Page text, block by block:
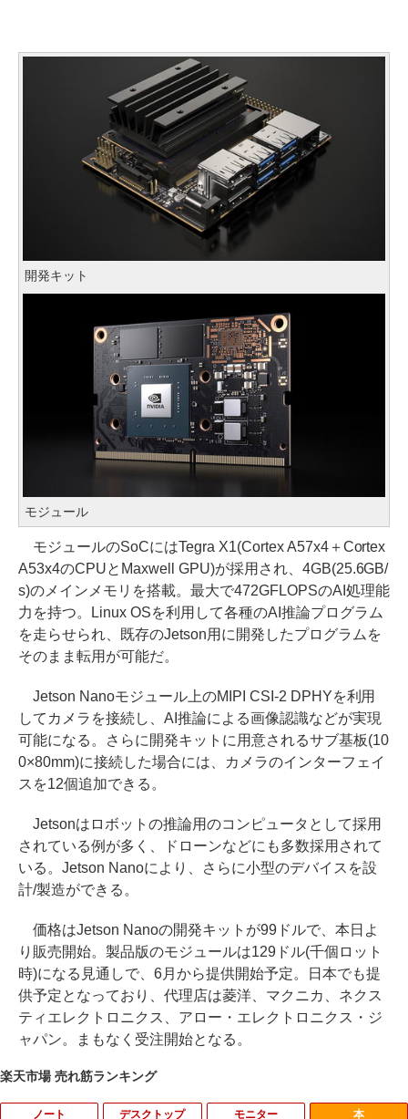
開発キット
モジュール
モジュールのSoCにはTegra X1(Cortex A57x4＋Cortex
A53x4のCPUとMaxwell GPU)が採用され、4GB(25.6GB/
s)のメインメモリを搭載。最大で472GFLOPSのAI処理能
力を持つ。Linux OSを利用して各種のAI推論プログラム
を走らせられ、既存のJetson用に開発したプログラムを
そのまま転用が可能だ。
Jetson Nanoモジュール上のMIPI CSI-2 DPHYを利用
してカメラを接続し、AI推論による画像認識などが実現
可能になる。さらに開発キットに用意されるサブ基板(10
0×80mm)に接続した場合には、カメラのインターフェイ
スを12個追加できる。
Jetsonはロボットの推論用のコンピュータとして採用
されている例が多く、ドローンなどにも多数採用されて
いる。Jetson Nanoにより、さらに小型のデバイスを設
計/製造ができる。
価格はJetson Nanoの開発キットが99ドルで、本日よ
り販売開始。製品版のモジュールは129ドル(千個ロット
時)になる見通しで、6月から提供開始予定。日本でも提
供予定となっており、代理店は菱洋、マクニカ、ネクス
ティエレクトロニクス、アロー・エレクトロニクス・ジ
ャパン。まもなく受注開始となる。
楽天市場 売れ筋ランキング
ノート デスクトップ モニター 本